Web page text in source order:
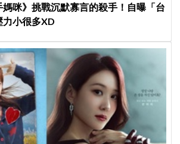
咪》挑戰沉默寡言的殺手！自曝「台
力小很多XD